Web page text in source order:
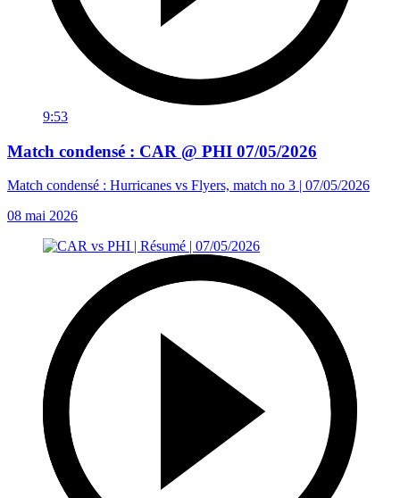
9:53
Match condensé : CAR @ PHI 07/05/2026
Match condensé : Hurricanes vs Flyers, match no 3 | 07/05/2026
08 mai 2026